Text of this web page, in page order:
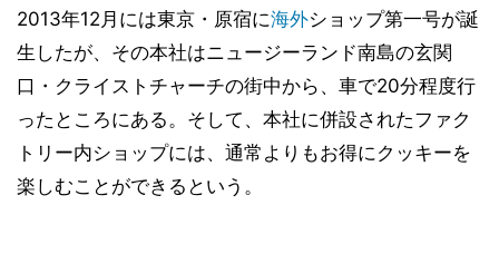
2013年12月には東京・原宿に海外ショップ第一号が誕
生したが、その本社はニュージーランド南島の玄関
口・クライストチャーチの街中から、車で20分程度行
ったところにある。そして、本社に併設されたファク
トリー内ショップには、通常よりもお得にクッキーを
楽しむことができるという。